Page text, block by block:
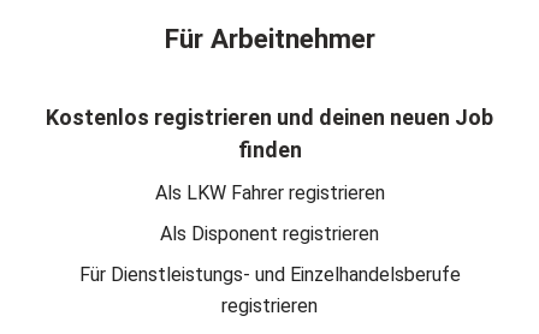
Für Arbeitnehmer
Kostenlos registrieren und deinen neuen Job
finden
Als LKW Fahrer registrieren
Als Disponent registrieren
Für Dienstleistungs- und Einzelhandelsberufe
registrieren